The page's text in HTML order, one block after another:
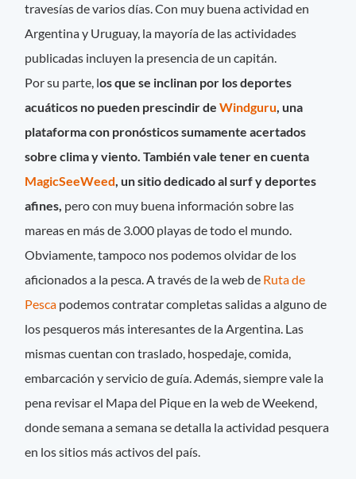
travesías de varios días. Con muy buena actividad en
Argentina y Uruguay, la mayoría de las actividades
publicadas incluyen la presencia de un capitán.
Por su parte, los que se inclinan por los deportes
acuáticos no pueden prescindir deWindguru, una
plataforma con pronósticos sumamente acertados
sobre clima y viento. También vale tener en cuenta
MagicSeeWeed, un sitio dedicado al surf y deportes
afines, pero con muy buena información sobre las
mareas en más de 3.000 playas de todo el mundo.
Obviamente, tampoco nos podemos olvidar de los
aficionados a la pesca. A través de la web de Ruta de
Pesca podemos contratar completas salidas a alguno de
los pesqueros más interesantes de la Argentina. Las
mismas cuentan con traslado, hospedaje, comida,
embarcación y servicio de guía. Además, siempre vale la
pena revisar el Mapa del Pique en la web de Weekend,
donde semana a semana se detalla la actividad pesquera
en los sitios más activos del país.